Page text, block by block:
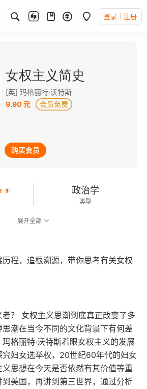
登录 注册
女权主义简史
[英] 玛格丽特·沃特斯
9.90 元
购买会员
政治学
类型
2015-08-01
发行日期
展开全部
程，追根溯源，带你思考有关女权
？ 女权主义思潮到底真正改变了多
潮在当今不同的文化背景下有何差
格丽特·沃特斯着眼女权主义的发展
究妇女选举权，20世纪60年代的妇女
思想在今天是否依然有其价值等重
美国，再讲到第三世界，通过分析